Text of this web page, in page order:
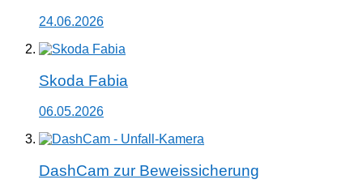
24.06.2026
Skoda Fabia
06.05.2026
DashCam zur Beweissicherung